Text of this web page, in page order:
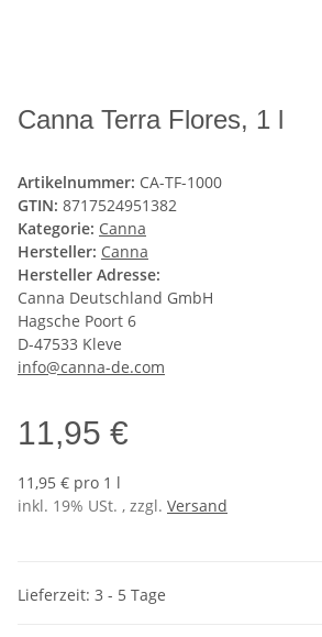
Canna Terra Flores, 1 l
Artikelnummer: CA-TF-1000
GTIN: 8717524951382
Kategorie: Canna
Hersteller: Canna
Hersteller Adresse:
Canna Deutschland GmbH
Hagsche Poort 6
D-47533 Kleve
info@canna-de.com
11,95 €
11,95 € pro 1 l
inkl. 19% USt. , zzgl. Versand
Lieferzeit: 3 - 5 Tage